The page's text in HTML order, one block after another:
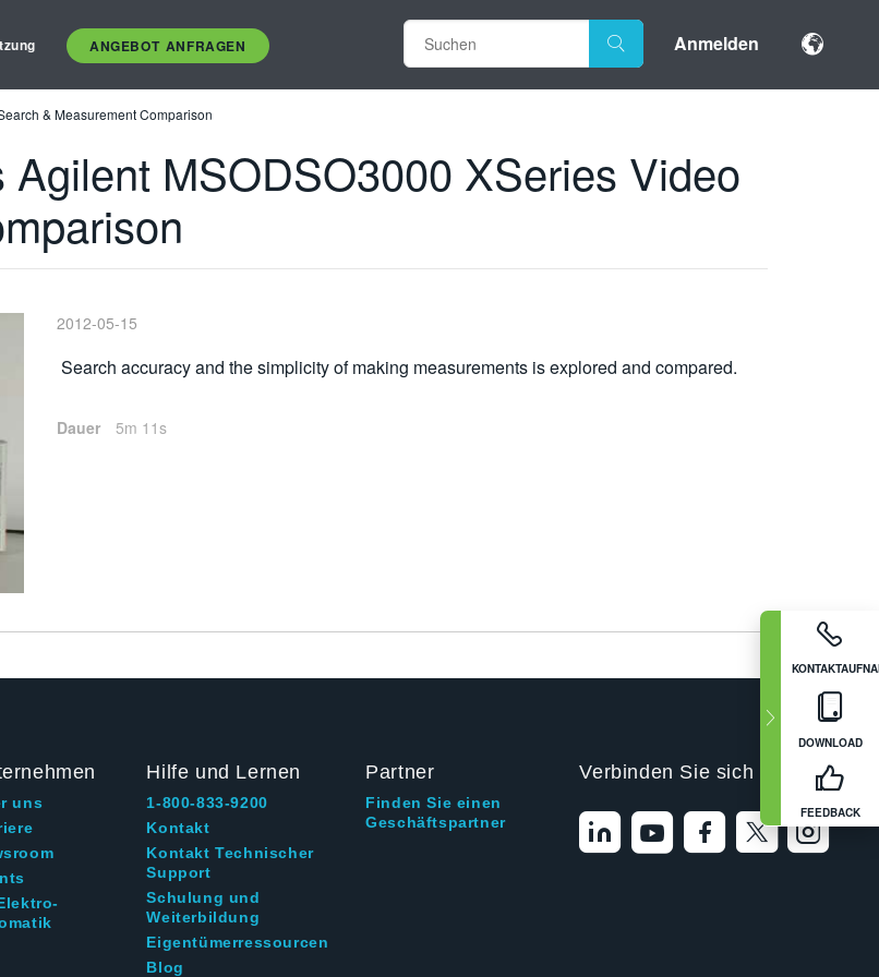
ANGEBOT ANFRAGEN Anmelden
DOWNLOAD
FEEDBACK
& Measurement Comparison
MSODSO3000 XSeries Video
2012-05-15
Search accuracy and the simplicity of making measurements is explored and compared.
Dauer 5m 11s
uns
Hilfe und Lernen
1-800-833-9200
Kontakt
Kontakt Technischer
Support
Schulung und
Weiterbildung
Eigentümerressourcen
Blog
Partner
Finden Sie einen
Geschäftspartner
Verbinden Sie sich mit uns